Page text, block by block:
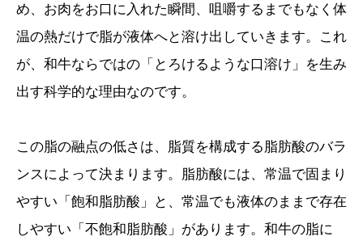
め、お肉をお口に入れた瞬間、咀嚼するまでもなく体
温の熱だけで脂が液体へと溶け出していきます。これ
が、和牛ならではの「とろけるような口溶け」を生み
出す科学的な理由なのです。
この脂の融点の低さは、脂質を構成する脂肪酸のバラ
ンスによって決まります。脂肪酸には、常温で固まり
やすい「飽和脂肪酸」と、常温でも液体のままで存在
しやすい「不飽和脂肪酸」があります。和牛の脂に